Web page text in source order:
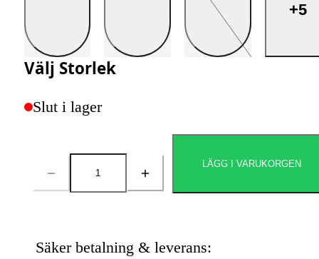
+5
Välj Storlek
Slut i lager
Antal
LÄGG I VARUKORGEN
Säker betalning & leverans: